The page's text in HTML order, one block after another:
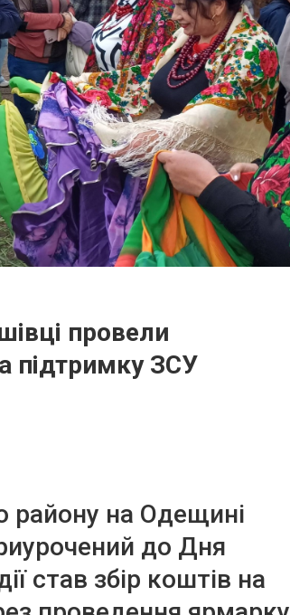
провели
підтримку ЗСУ
району на Одещині
до Дня
став збір коштів на